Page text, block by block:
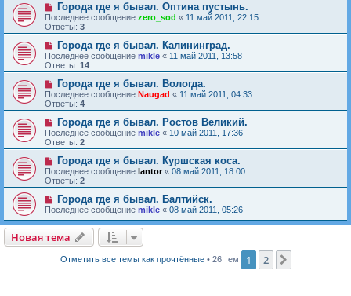
Города где я бывал. Оптина пустынь.
Последнее сообщение zero_sod « 11 май 2011, 22:15
Ответы: 3
Города где я бывал. Калининград.
Последнее сообщение mikle « 11 май 2011, 13:58
Ответы: 14
Города где я бывал. Вологда.
Последнее сообщение Naugad « 11 май 2011, 04:33
Ответы: 4
Города где я бывал. Ростов Великий.
Последнее сообщение mikle « 10 май 2011, 17:36
Ответы: 2
Города где я бывал. Куршская коса.
Последнее сообщение lantor« 08 май 2011, 18:00
Ответы: 2
Города где я бывал. Балтийск.
Последнее сообщение mikle « 08 май 2011, 05:26
Новая тема
Новаятема
Отметить все темы как прочтённые• 26 тем 1 2